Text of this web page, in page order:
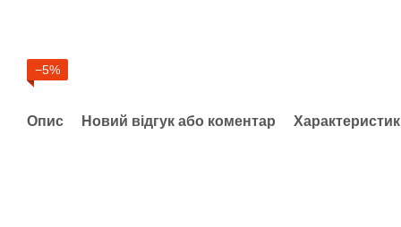
−5%
Опис Новий відгук або коментар